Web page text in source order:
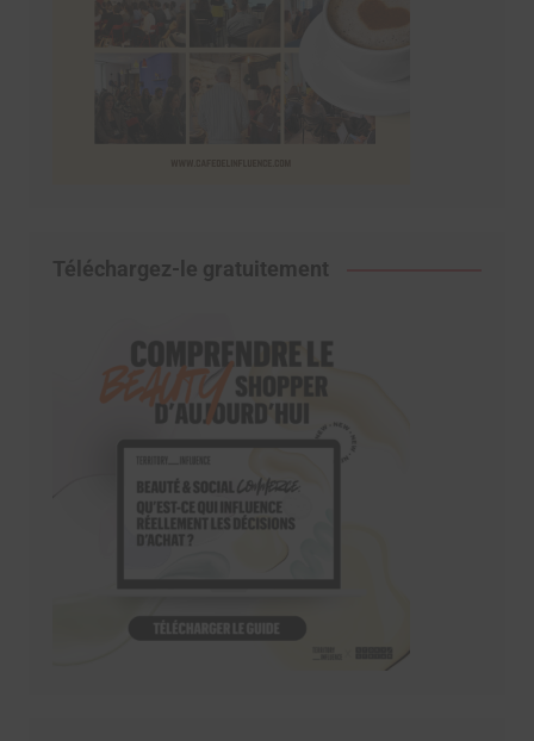
Téléchargez-le gratuitement